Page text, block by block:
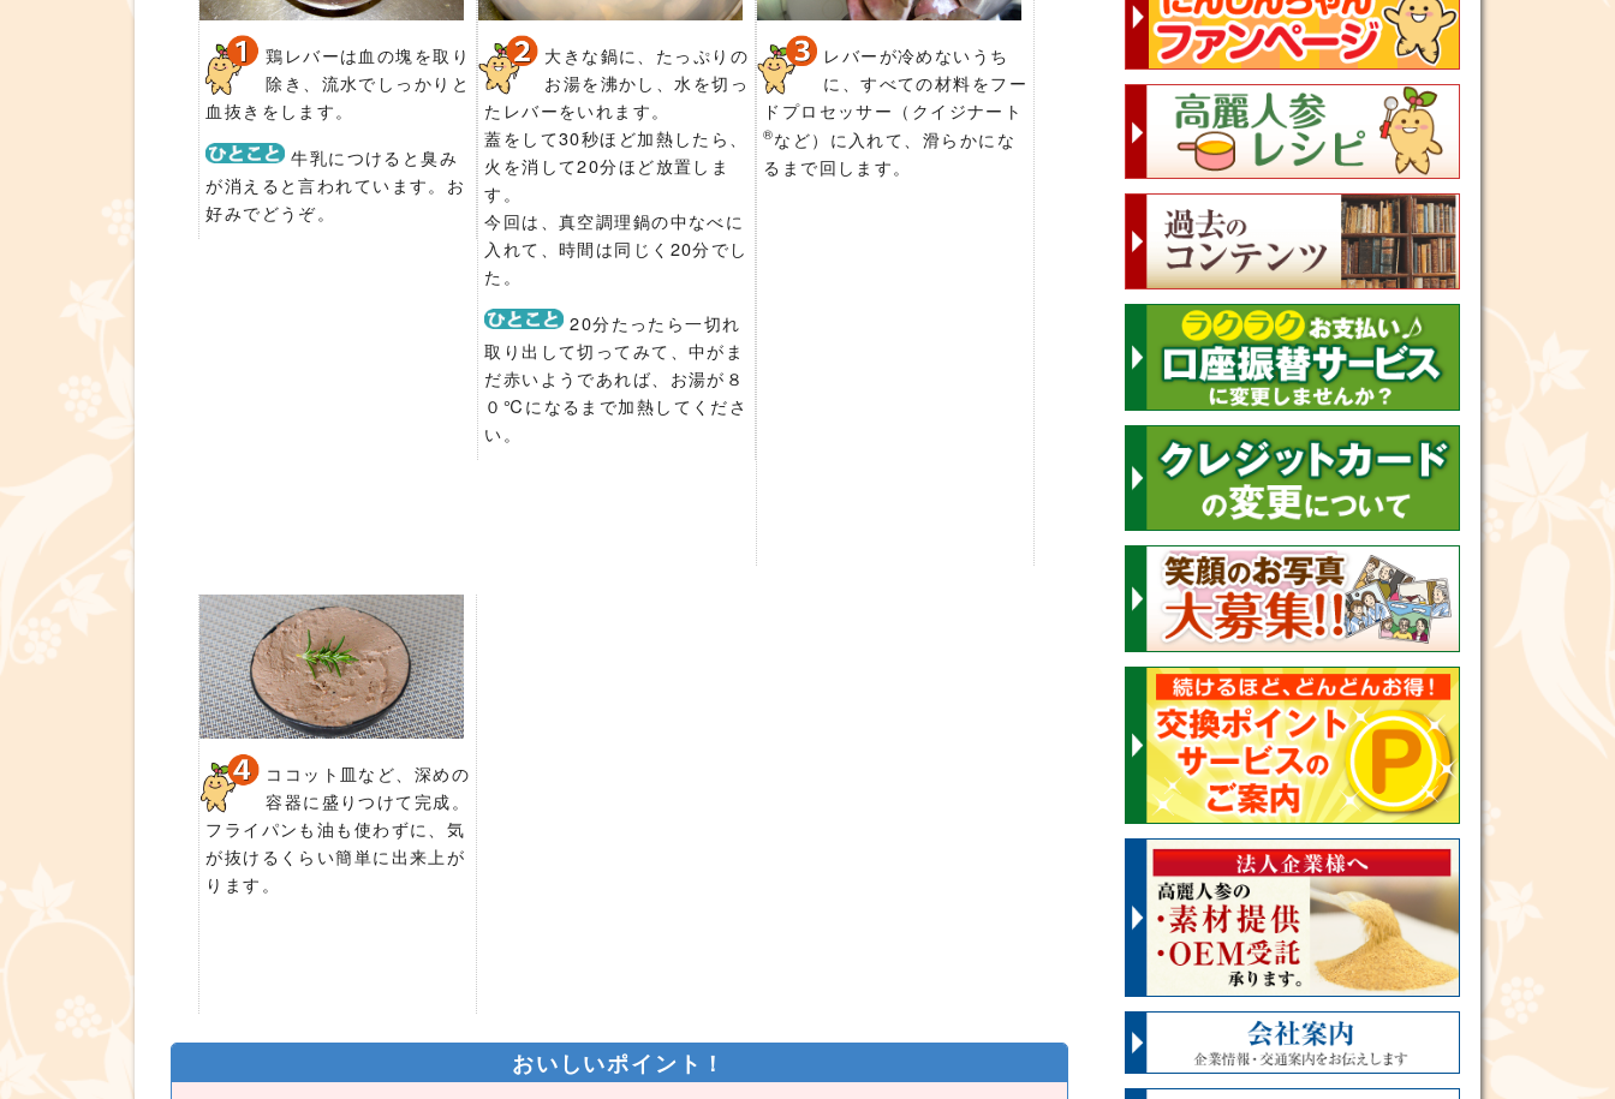
鶏レバーは血の塊を取り
除き、流水でしっかりと
血抜きをします。
牛乳につけると臭み
が消えると言われています。お
好みでどうぞ。
大きな鍋に、たっぷりの
お湯を沸かし、水を切っ
たレバーをいれます。
蓋をして30秒ほど加熱したら、
火を消して20分ほど放置しま
す。
今回は、真空調理鍋の中なべに
入れて、時間は同じく20分でし
た。
20分たったら一切れ
取り出して切ってみて、中がま
だ赤いようであれば、お湯が８
０℃になるまで加熱してくださ
い。
レバーが冷めないうち
に、すべての材料をフー
ドプロセッサー（クイジナート
®など）に入れて、滑らかにな
るまで回します。
ココット皿など、深めの
容器に盛りつけて完成。
フライパンも油も使わずに、気
が抜けるくらい簡単に出来上が
ります。
おいしいポイント！